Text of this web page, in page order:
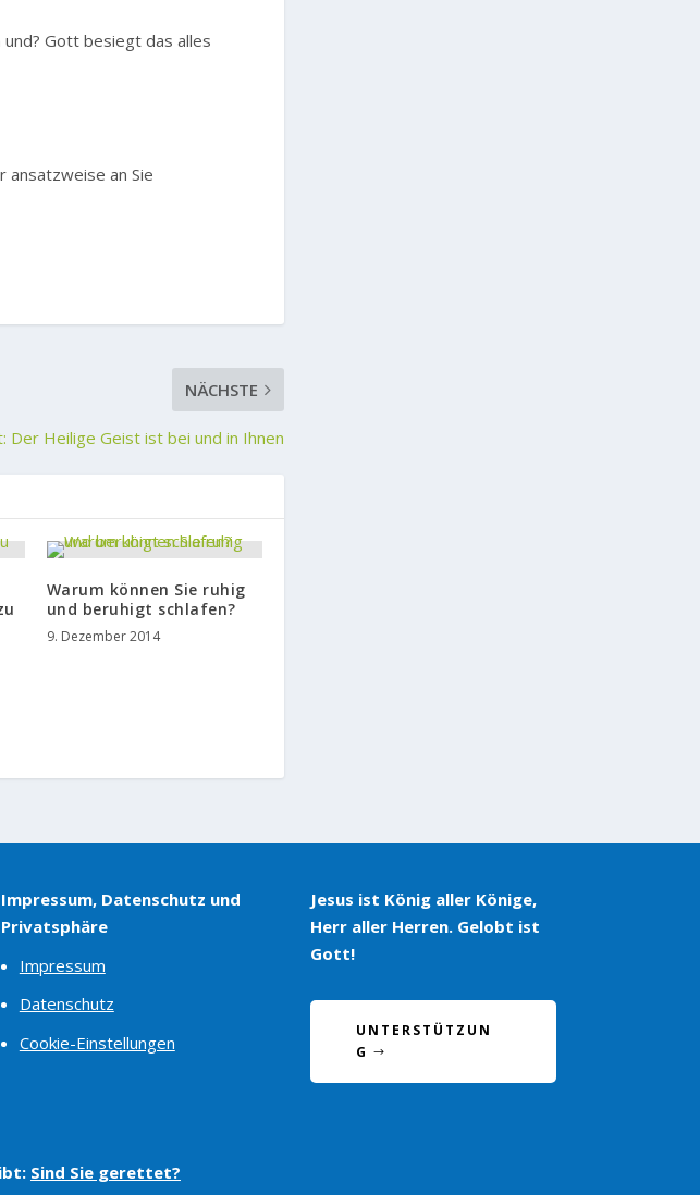
Gott besiegt das alles
ansatzweise an Sie
NÄCHSTE
Der Heilige Geist ist bei und in Ihnen
Warum können Sie ruhig
und beruhigt schlafen?
9. Dezember 2014
Impressum, Datenschutz und
Privatsphäre
Impressum
Datenschutz
Cookie-Einstellungen
Jesus ist König aller Könige,
Herr aller Herren. Gelobt ist
Gott!
UNTERSTÜTZUN
G
Sind Sie gerettet?